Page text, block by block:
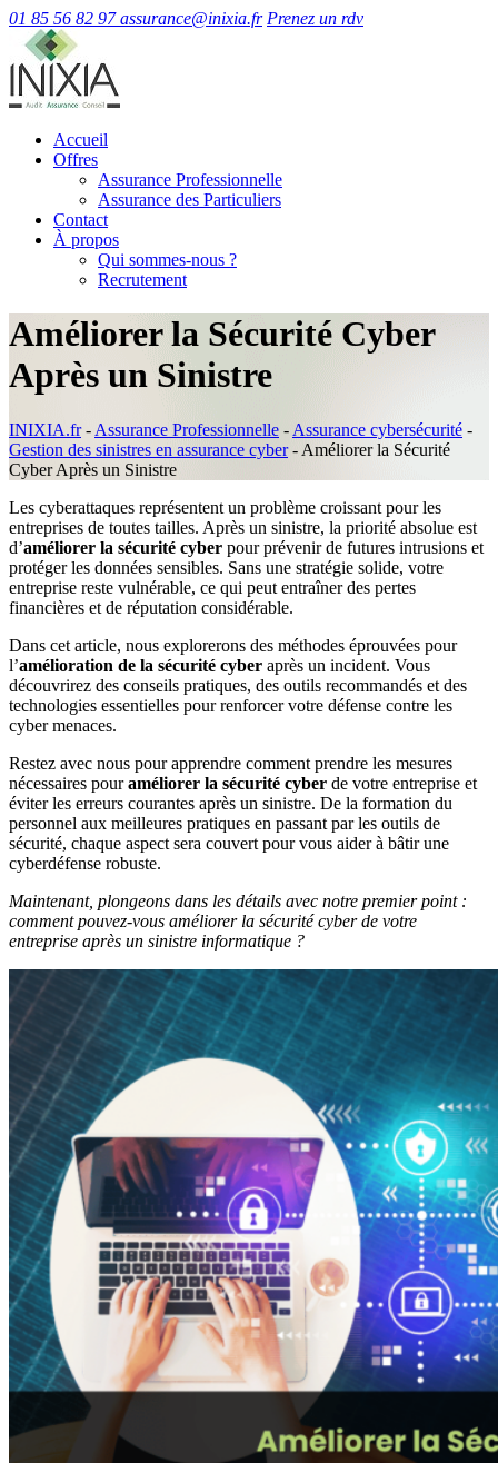
01 85 56 82 97 assurance@inixia.fr Prenez un rdv
Accueil
Offres
Assurance Professionnelle
Assurance des Particuliers
Contact
À propos
Qui sommes-nous ?
Recrutement
Améliorer la Sécurité Cyber
Après un Sinistre
INIXIA.fr- Assurance Professionnelle - Assurance cybersécurité -
Gestion des sinistres en assurance cyber- Améliorer la Sécurité
Cyber Après un Sinistre
Les cyberattaques représentent un problème croissant pour les
entreprises de toutes tailles. Après un sinistre, la priorité absolue est
d’améliorer la sécurité cyber pour prévenir de futures intrusions et
protéger les données sensibles. Sans une stratégie solide, votre
entreprise reste vulnérable, ce qui peut entraîner des pertes
financières et de réputation considérable.
Dans cet article, nous explorerons des méthodes éprouvées pour
l’amélioration de la sécurité cyber après un incident. Vous
découvrirez des conseils pratiques, des outils recommandés et des
technologies essentielles pour renforcer votre défense contre les
cyber menaces.
Restez avec nous pour apprendre comment prendre les mesures
nécessaires pouraméliorer la sécurité cyber de votre entreprise et
éviter les erreurs courantes après un sinistre. De la formation du
personnel aux meilleures pratiques en passant par les outils de
sécurité, chaque aspect sera couvert pour vous aider à bâtir une
cyberdéfense robuste.
Maintenant, plongeons dans les détails avec notre premier point :
comment pouvez-vous améliorer la sécurité cyber de votre
entreprise après un sinistre informatique ?